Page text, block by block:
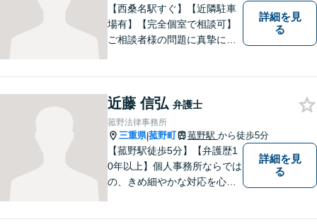
【西桑名駅すぐ】【近隣駐車
場有】【完全個室で相談可】
ご相談者様の問題に真摯に向
いただける、信頼と実績のあ
る弁護士でありたいと思って
います。まずはお気軽にお電
話ください。
詳細を見
る
近藤 信弘 弁護士
菰野法律事務所
三重県|菰野町 菰野駅 から徒歩5分
【菰野駅徒歩5分】【弁護歴1
0年以上】個人事務所ならでは
の、きめ細やかな対応を心が
詳細を見
る